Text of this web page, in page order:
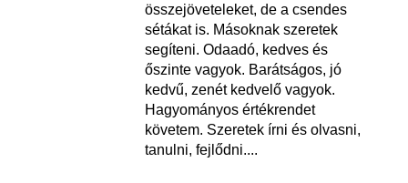
összejöveteleket, de a csendes
sétákat is. Másoknak szeretek
segíteni. Odaadó, kedves és
őszinte vagyok. Barátságos, jó
kedvű, zenét kedvelő vagyok.
Hagyományos értékrendet
követem. Szeretek írni és olvasni,
tanulni, fejlődni....